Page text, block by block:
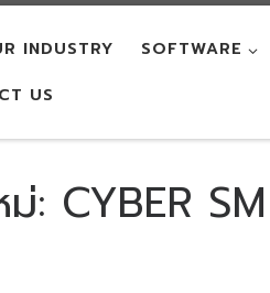
INDUSTRY SOFTWARE
US
: CYBER